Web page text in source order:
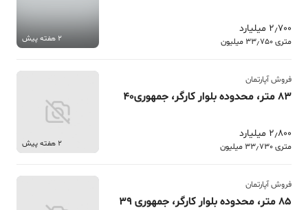
2٫700 میلیارد
متری 33٫750 میلیون 2 هفته پیش
فروش آپارتمان
83 متر، محدوده بلوار کارگر، جمهوری40
2٫800 میلیارد
متری 33٫730 میلیون 2 هفته پیش
فروش آپارتمان
85 متر، محدوده بلوار کارگر، جمهوری 39